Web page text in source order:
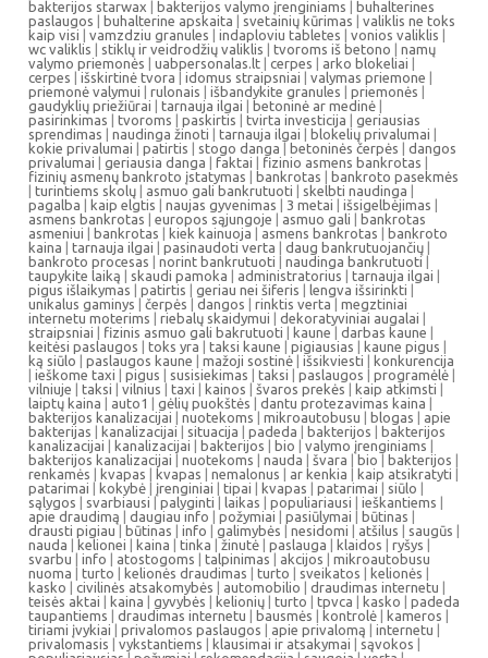
bakterijos starwax | bakterijos valymo įrenginiams | buhalterines
paslaugos | buhalterine apskaita | svetainių kūrimas | valiklis ne toks
kaip visi | vamzdziu granules | indaploviu tabletes | vonios valiklis |
wc valiklis | stiklų ir veidrodžių valiklis | tvoroms iš betono | namų
valymo priemonės | uabpersonalas.lt | cerpes | arko blokeliai |
cerpes | išskirtinė tvora | idomus straipsniai | valymas priemone |
priemonė valymui | rulonais | išbandykite granules | priemonės |
gaudyklių priežiūrai | tarnauja ilgai | betoninė ar medinė |
pasirinkimas | tvoroms | paskirtis | tvirta investicija | geriausias
sprendimas | naudinga žinoti | tarnauja ilgai | blokelių privalumai |
kokie privalumai | patirtis | stogo danga | betoninės čerpės | dangos
privalumai | geriausia danga | faktai | fizinio asmens bankrotas |
fizinių asmenų bankroto įstatymas | bankrotas | bankroto pasekmės
| turintiems skolų | asmuo gali bankrutuoti | skelbti naudinga |
pagalba | kaip elgtis | naujas gyvenimas | 3 metai | išsigelbėjimas |
asmens bankrotas | europos sąjungoje | asmuo gali | bankrotas
asmeniui | bankrotas | kiek kainuoja | asmens bankrotas | bankroto
kaina | tarnauja ilgai | pasinaudoti verta | daug bankrutuojančių |
bankroto procesas | norint bankrutuoti | naudinga bankrutuoti |
taupykite laiką | skaudi pamoka | administratorius | tarnauja ilgai |
pigus išlaikymas | patirtis | geriau nei šiferis | lengva išsirinkti |
unikalus gaminys | čerpės | dangos | rinktis verta | megztiniai
internetu moterims | riebalų skaidymui | dekoratyviniai augalai |
straipsniai | fizinis asmuo gali bakrutuoti | kaune | darbas kaune |
keitėsi paslaugos | toks yra | taksi kaune | pigiausias | kaune pigus |
ką siūlo | paslaugos kaune | mažoji sostinė | išsikviesti | konkurencija
| ieškome taxi | pigus | susisiekimas | taksi | paslaugos | programėlė |
vilniuje | taksi | vilnius | taxi | kainos | švaros prekės | kaip atkimsti |
laiptų kaina | auto1 | gėlių puokštės | dantu protezavimas kaina |
bakterijos kanalizacijai | nuotekoms | mikroautobusu | blogas | apie
bakterijas | kanalizacijai | situacija | padeda | bakterijos | bakterijos
kanalizacijai | kanalizacijai | bakterijos | bio | valymo įrenginiams |
bakterijos kanalizacijai | nuotekoms | nauda | švara |bio | bakterijos |
renkamės | kvapas | kvapas | nemalonus | ar kenkia | kaip atsikratyti |
patarimai | kokybė | įrenginiai | tipai | kvapas | patarimai | siūlo |
sąlygos | svarbiausi |palyginti | laikas | populiariausi | ieškantiems |
apie draudimą | daugiau info | požymiai | pasiūlymai | būtinas |
drausti pigiau| būtinas | info | galimybės | nesidomi | atšilus | saugūs |
nauda | kelionei | kaina | tinka | žinutė | paslauga | klaidos | ryšys |
svarbu | info | atostogoms | talpinimas | akcijos | mikroautobusu
nuoma | turto | kelionės draudimas | turto | sveikatos | kelionės |
kasko | civilinės atsakomybės | automobilio | draudimas internetu |
teisės aktai | kaina | gyvybės | kelionių | turto | tpvca | kasko | padeda
taupantiems | draudimas internetu | bausmės | kontrolė | kameros |
tiriami įvykiai | privalomos paslaugos | apie privalomą | internetu |
privalomasis | vykstantiems | klausimai ir atsakymai | sąvokos |